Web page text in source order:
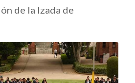
de la Izada de